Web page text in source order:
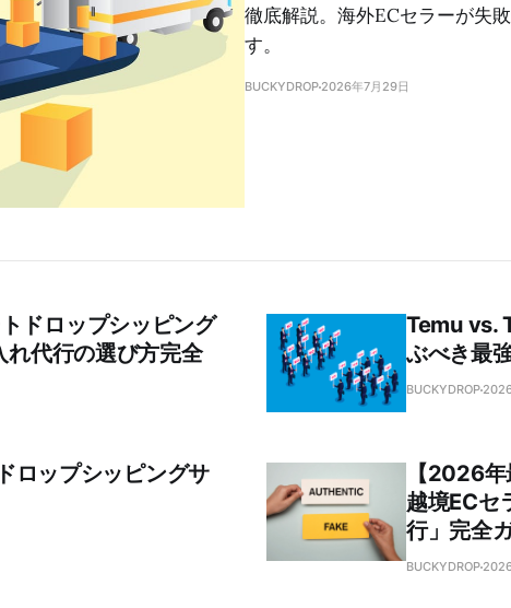
徹底解説。海外ECセラーが失
す。
BUCKYDROP 2026年7月29日
ドロップシッピング
代行の選び方完全
Temu vs.
ぶべき最
BUCKYDROP
ップシッピングサ
【2026
越境ECセ
行」完全
BUCKYDROP